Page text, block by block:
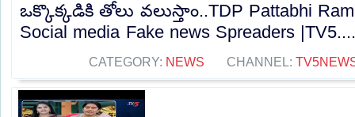
ఒక్కొక్కడికి తోలు వలుస్తాం..TDP Pattabhi
Social media Fake news Spreaders
CATEGORY: NEWS CHANNEL: